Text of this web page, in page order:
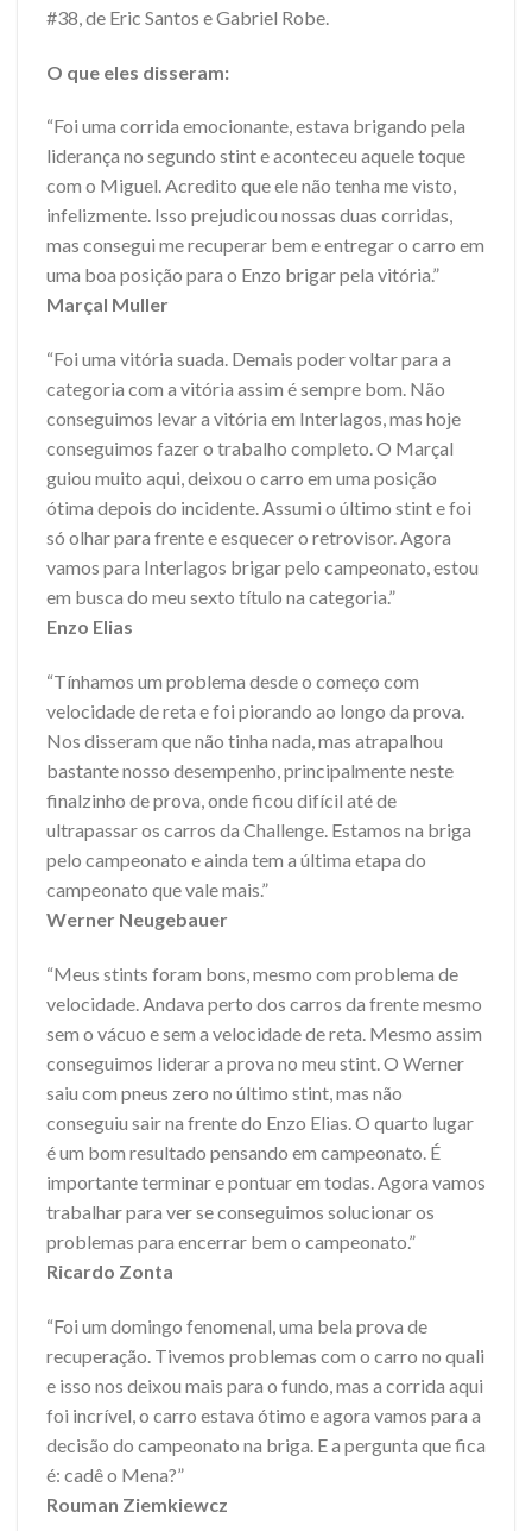
#38, de Eric Santos e Gabriel Robe.
O que eles disseram:
“Foi uma corrida emocionante, estava brigando pela
liderança no segundo stint e aconteceu aquele toque
com o Miguel. Acredito que ele não tenha me visto,
infelizmente. Isso prejudicou nossas duas corridas,
mas consegui me recuperar bem e entregar o carro em
uma boa posição para o Enzo brigar pela vitória.”
Marçal Muller
“Foi uma vitória suada. Demais poder voltar para a
categoria com a vitória assim é sempre bom. Não
conseguimos levar a vitória em Interlagos, mas hoje
conseguimos fazer o trabalho completo. O Marçal
guiou muito aqui, deixou o carro em uma posição
ótima depois do incidente. Assumi o último stint e foi
só olhar para frente e esquecer o retrovisor. Agora
vamos para Interlagos brigar pelo campeonato, estou
em busca do meu sexto título na categoria.”
Enzo Elias
“Tínhamos um problema desde o começo com
velocidade de reta e foi piorando ao longo da prova.
Nos disseram que não tinha nada, mas atrapalhou
bastante nosso desempenho, principalmente neste
finalzinho de prova, onde ficou difícil até de
ultrapassar os carros da Challenge. Estamos na briga
pelo campeonato e ainda tem a última etapa do
campeonato que vale mais.”
Werner Neugebauer
“Meus stints foram bons, mesmo com problema de
velocidade. Andava perto dos carros da frente mesmo
sem o vácuo e sem a velocidade de reta. Mesmo assim
conseguimos liderar a prova no meu stint. O Werner
saiu com pneus zero no último stint, mas não
conseguiu sair na frente do Enzo Elias. O quarto lugar
é um bom resultado pensando em campeonato. É
importante terminar e pontuar em todas. Agora vamos
trabalhar para ver se conseguimos solucionar os
problemas para encerrar bem o campeonato.”
Ricardo Zonta
“Foi um domingo fenomenal, uma bela prova de
recuperação. Tivemos problemas com o carro no quali
e isso nos deixou mais para o fundo, mas a corrida aqui
foi incrível, o carro estava ótimo e agora vamos para a
decisão do campeonato na briga. E a pergunta que fica
é: cadê o Mena?”
Rouman Ziemkiewcz